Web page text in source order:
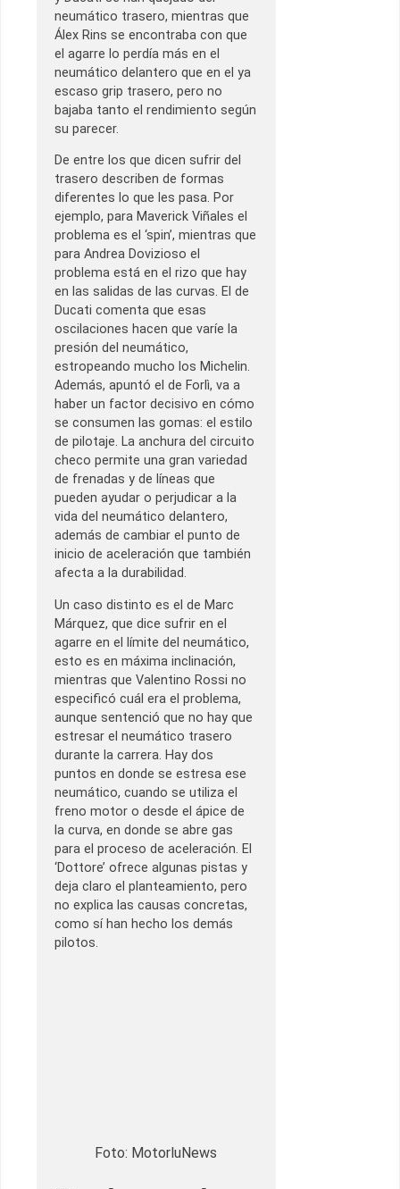
neumático trasero, mientras que
Álex Rins se encontraba con que
el agarre lo perdía más en el
neumático delantero que en el ya
escaso grip trasero, pero no
bajaba tanto el rendimiento según
su parecer.
De entre los que dicen sufrir del
trasero describen de formas
diferentes lo que les pasa. Por
ejemplo, para Maverick Viñales el
problema es el ‘spin’, mientras que
para Andrea Dovizioso el
problema está en el rizo que hay
en las salidas de las curvas. El de
Ducati comenta que esas
oscilaciones hacen que varíe la
presión del neumático,
estropeando mucho los Michelin.
Además, apuntó el de Forlì, va a
haber un factor decisivo en cómo
se consumen las gomas: el estilo
de pilotaje. La anchura del circuito
checo permite una gran variedad
de frenadas y de líneas que
pueden ayudar o perjudicar a la
vida del neumático delantero,
además de cambiar el punto de
inicio de aceleración que también
afecta a la durabilidad.
Un caso distinto es el de Marc
Márquez, que dice sufrir en el
agarre en el límite del neumático,
esto es en máxima inclinación,
mientras que Valentino Rossi no
especificó cuál era el problema,
aunque sentenció que no hay que
estresar el neumático trasero
durante la carrera. Hay dos
puntos en donde se estresa ese
neumático, cuando se utiliza el
freno motor o desde el ápice de
la curva, en donde se abre gas
para el proceso de aceleración. El
‘Dottore’ ofrece algunas pistas y
deja claro el planteamiento, pero
no explica las causas concretas,
como sí han hecho los demás
pilotos.
Foto: MotorluNews